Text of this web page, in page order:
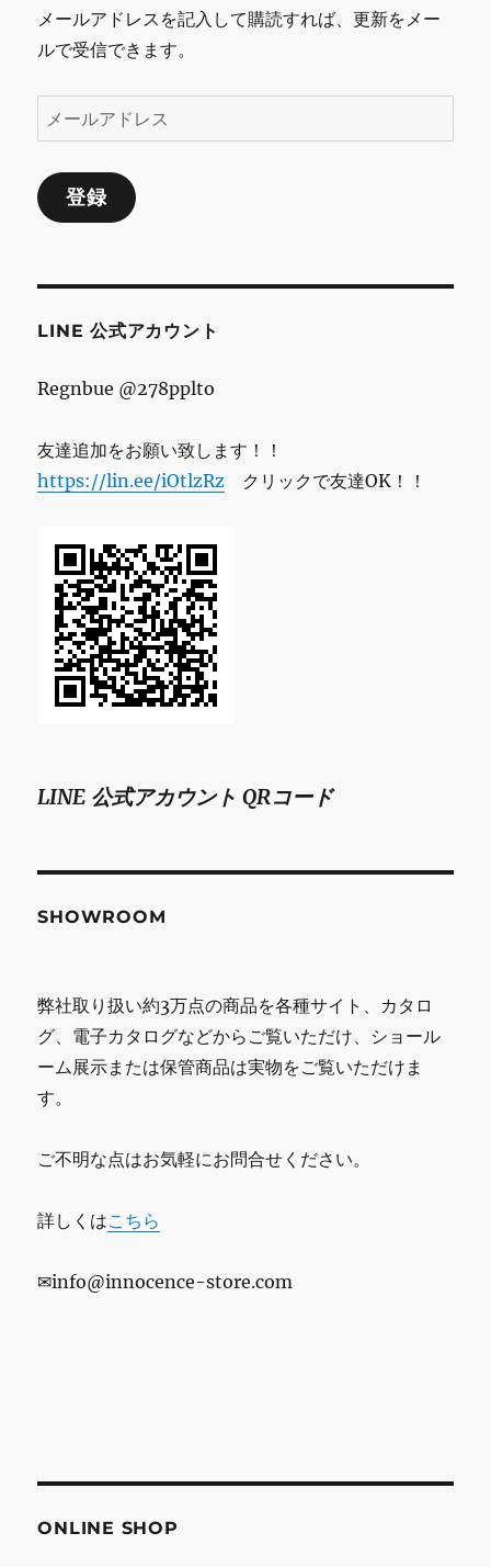
メールアドレスを記入して購読すれば、更新をメー
ルで受信できます。
ー
ル
ア
ス
登録
LINE 公式アカウント
Regnbue @278pplto
友達追加をお願い致します！！
https://lin.ee/iOtlzRz クリックで友達OK！！
LINE 公式アカウント QRコード
SHOWROOM
弊社取り扱い約3万点の商品を各種サイト、カタロ
グ、電子カタログなどからご覧いただけ、ショール
ーム展示または保管商品は実物をご覧いただけま
す。
ご不明な点はお気軽にお問合せください。
詳しくはこちら
✉info@innocence-store.com
ONLINE SHOP